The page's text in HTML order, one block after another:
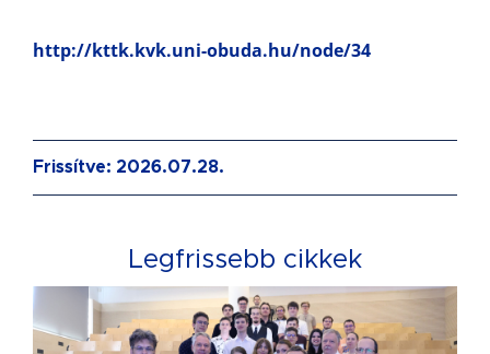
http://kttk.kvk.uni-obuda.hu/node/34
Frissítve: 2026.07.28.
Legfrissebb cikkek